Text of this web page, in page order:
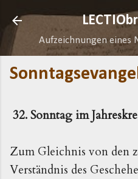
Direkt zum
Aufzeichnungen eines
32. Sonntag im
Zum Gleichnis von den
Verständnis des